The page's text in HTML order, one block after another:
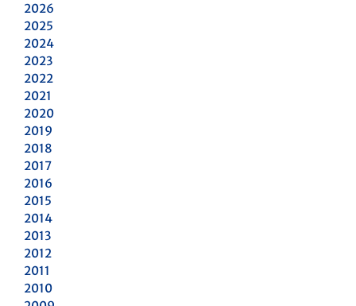
2026
2025
2024
2023
2022
2021
2020
2019
2018
2017
2016
2015
2014
2013
2012
2011
2010